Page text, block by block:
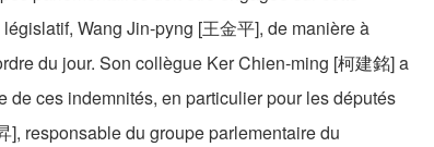
Wang Jin-pyng [王金平], de manière à
du jour. Son collègue Ker Chien-ming [柯建銘] a
de ces indemnités, en particulier pour les députés
responsable du groupe parlementaire du